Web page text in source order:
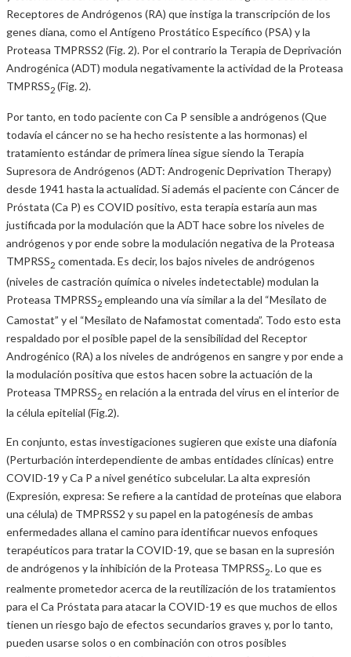
Receptores de Andrógenos (RA) que instiga la transcripción de los
genes diana, como el Antígeno Prostático Específico (PSA) y la
Proteasa TMPRSS2 (Fig. 2). Por el contrario la Terapia de Deprivación
Androgénica (ADT) modula negativamente la actividad de la Proteasa
TMPRSS2 (Fig. 2).
Por tanto, en todo paciente con Ca P sensible a andrógenos (Que
todavía el cáncer no se ha hecho resistente a las hormonas) el
tratamiento estándar de primera línea sigue siendo la Terapia
Supresora de Andrógenos (ADT: Androgenic Deprivation Therapy)
desde 1941 hasta la actualidad. Si además el paciente con Cáncer de
Próstata (Ca P) es COVID positivo, esta terapia estaría aun mas
justificada por la modulación que la ADT hace sobre los niveles de
andrógenos y por ende sobre la modulación negativa de la Proteasa
TMPRSS2 comentada. Es decir, los bajos niveles de andrógenos
(niveles de castración química o niveles indetectable) modulan la
Proteasa TMPRSS2 empleando una vía similar a la del “Mesilato de
Camostat” y el “Mesilato de Nafamostat comentada”. Todo esto esta
respaldado por el posible papel de la sensibilidad del Receptor
Androgénico (RA) a los niveles de andrógenos en sangre y por ende a
la modulación positiva que estos hacen sobre la actuación de la
Proteasa TMPRSS2 en relación a la entrada del virus en el interior de
la célula epitelial (Fig.2).
En conjunto, estas investigaciones sugieren que existe una diafonía
(Perturbación interdependiente de ambas entidades clínicas) entre
COVID-19 y Ca P a nivel genético subcelular. La alta expresión
(Expresión, expresa: Se refiere a la cantidad de proteínas que elabora
una célula) de TMPRSS2 y su papel en la patogénesis de ambas
enfermedades allana el camino para identificar nuevos enfoques
terapéuticos para tratar la COVID-19, que se basan en la supresión
de andrógenos y la inhibición de la Proteasa TMPRSS2. Lo que es
realmente prometedor acerca de la reutilización de los tratamientos
para el Ca Próstata para atacar la COVID-19 es que muchos de ellos
tienen un riesgo bajo de efectos secundarios graves y, por lo tanto,
pueden usarse solos o en combinación con otros posibles